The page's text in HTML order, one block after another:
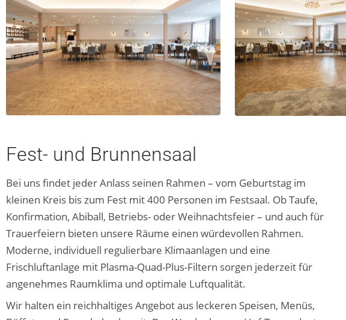
Fest- und Brunnensaal
Bei uns findet jeder Anlass seinen Rahmen – vom Geburtstag im
kleinen Kreis bis zum Fest mit 400 Personen im Festsaal. Ob Taufe,
Konfirmation, Abiball, Betriebs- oder Weihnachtsfeier – und auch für
Trauerfeiern bieten unsere Räume einen würdevollen Rahmen.
Moderne, individuell regulierbare Klimaanlagen und eine
Frischluftanlage mit Plasma-Quad-Plus-Filtern sorgen jederzeit für
angenehmes Raumklima und optimale Luftqualität.
Wir halten ein reichhaltiges Angebot aus leckeren Speisen, Menüs,